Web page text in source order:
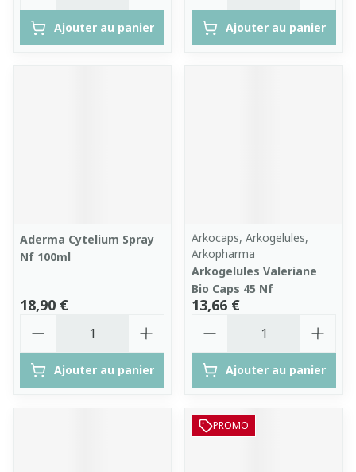
Ajouter au panier Ajouter au panier
Aderma Cytelium Spray
Nf 100ml
18,90 €
Ajouter au panier
Arkocaps, Arkogelules,
Arkopharma
Arkogelules Valeriane
Bio Caps 45 Nf
13,66 €
Ajouter au panier
PROMO